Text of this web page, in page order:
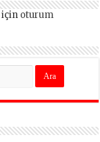
için oturum